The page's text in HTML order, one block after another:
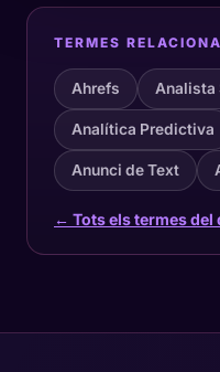
TERMES
Ahrefs Analista
Analítica Predictiva
Anunci de Text
← Tots els termes del